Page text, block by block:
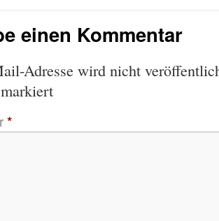
einen Kommentar
Adresse wird nicht
markiert
*